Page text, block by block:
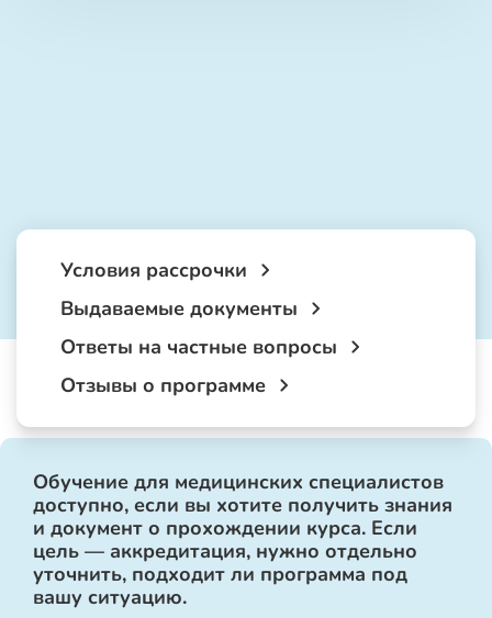
Условия рассрочки
Выдаваемые документы
Ответы на частные вопросы
Отзывы о программе
Обучение для медицинских специалистов
доступно, если вы хотите получить знания
и документ о прохождении курса. Если
цель — аккредитация, нужно отдельно
уточнить, подходит ли программа под
вашу ситуацию.